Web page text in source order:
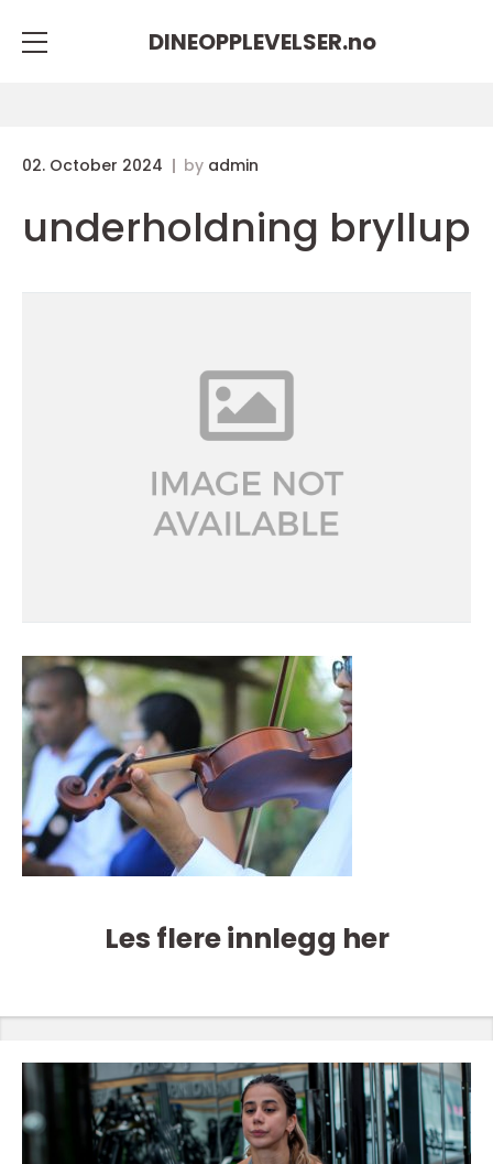
DINEOPPLEVELSER.no
02. October 2024 by admin
underholdning bryllup
Les flere innlegg her